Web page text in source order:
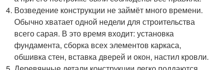
Возведение конструкции не займёт много времени.
Обычно хватает одной недели для строительства
всего сарая. В это время входит: установка
фундамента, сборка всех элементов каркаса,
обшивка стен, вставка дверей и окон, настил кровли.